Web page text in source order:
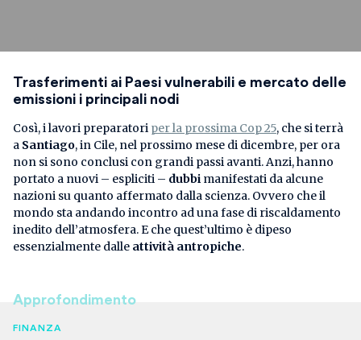
Trasferimenti ai Paesi vulnerabili e mercato delle
emissioni i principali nodi
Così, i lavori preparatori per la prossima Cop 25, che si terrà
a Santiago, in Cile, nel prossimo mese di dicembre, per ora
non si sono conclusi con grandi passi avanti. Anzi, hanno
portato a nuovi – espliciti – dubbi manifestati da alcune
nazioni su quanto affermato dalla scienza. Ovvero che il
mondo sta andando incontro ad una fase di riscaldamento
inedito dell’atmosfera. E che quest’ultimo è dipeso
essenzialmente dalle attività antropiche.
Approfondimento
FINANZA